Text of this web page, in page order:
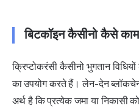
बिटकॉइन कैसीनो कैसे
क्रिप्टोकरंसी कैसीनो भुगतान
का उपयोग करते हैं। लेन-देन
अर्थ है कि प्रत्येक जमा या निकासी